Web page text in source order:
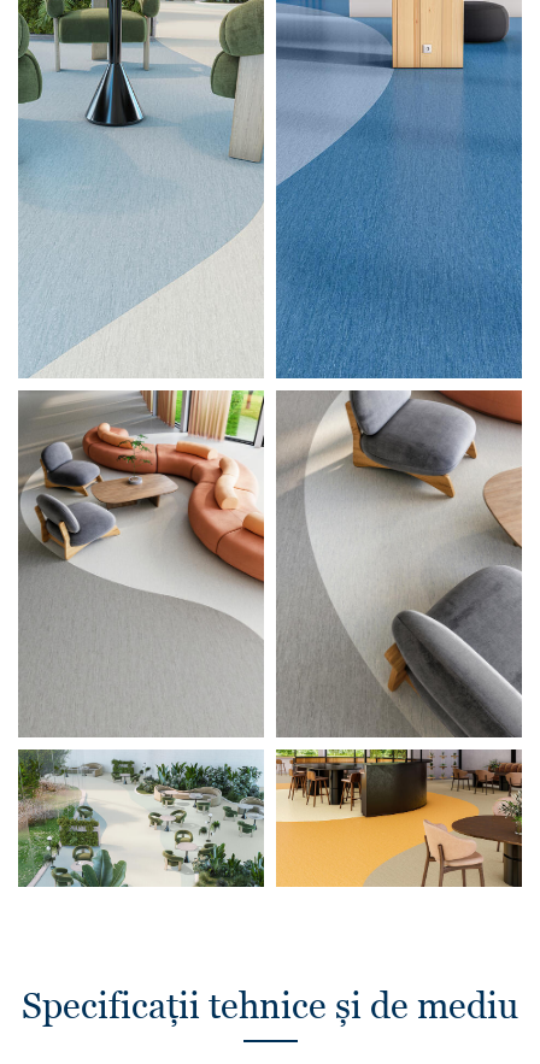
Specificații tehnice și de mediu